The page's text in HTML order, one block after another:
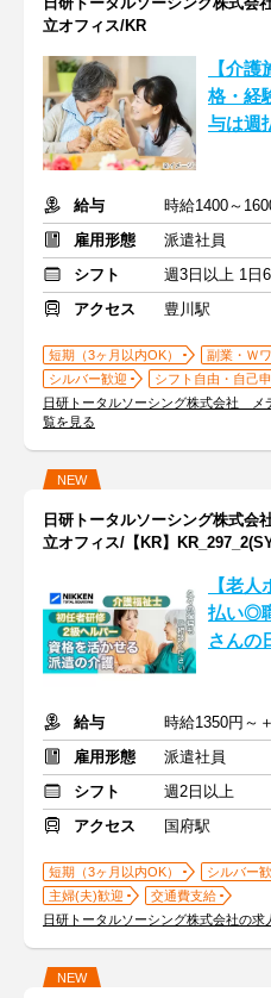
立オフィス/KR
【介
格・経
与は週
給与
時給1400～
雇用形態
派遣社員
シフト
週3日以上 1日
アクセス
豊川駅
短期（3ヶ月以内OK）
副業・Ｗ
シルバー歓迎
シフト自由・自己
日研トータルソーシング株式会社 メ
覧を見る
NEW
日研トータルソーシング株式
立オフィス/【KR】
【老
払い◎
さんの
給与
時給1350円～
雇用形態
派遣社員
シフト
週2日以上
アクセス
国府駅
短期（3ヶ月以内OK） シルバー
主婦(夫)歓迎
交通費支給
日研トータルソーシング株式会社の求
NEW